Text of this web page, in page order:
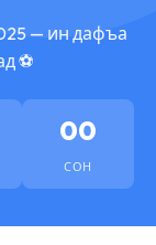
— ин дафъа
⚽
00
СОН